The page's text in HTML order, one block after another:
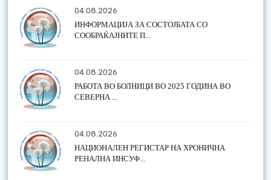
04.08.2026
ИНФОРМАЦИЈА ЗА СОСТОЈБАТА СО
СООБРАЌАЈНИТЕ П...
04.08.2026
РАБОТА ВО БОЛНИЦИ ВО 2025 ГОДИНА ВО
СЕВЕРНА ...
04.08.2026
НАЦИОНАЛЕН РЕГИСТАР НА ХРОНИЧНА
РЕНАЛНА ИНСУФ...